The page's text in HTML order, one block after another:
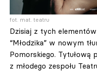
fot. mat. teatru
Dzisiaj z tych
“Młodzika” w nowym
Pomorskiego. Tytułową
z młodego zespołu